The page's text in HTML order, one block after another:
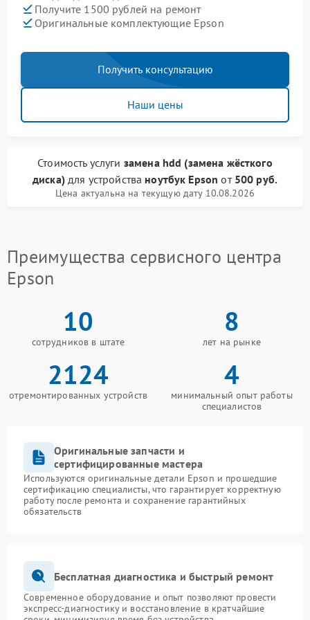
Получите 1500 рублей на ремонт
Оригинальные комплектующие Epson
Получить консультацию
Наши цены
Стоимость услуги замена hdd (замена жёсткого
диска)для устройства ноутбук Epson от 500 руб.
Цена актуальна на текущую дату 10.08.2026
Преимущества сервисного центра
Epson
10
сотрудников в штате
8
лет на рынке
2124
отремонтированных устройств
4
минимальный опыт работы
специалистов
Оригинальные запчасти и
сертифицированные мастера
Используются оригинальные детали Epson и прошедшие
сертификацию специалисты, что гарантирует корректную
работу после ремонта и сохранение гарантийных
обязательств
Бесплатная диагностика и быстрый ремонт
Современное оборудование и опыт позволяют провести
экспресс-диагностику и восстановление в кратчайшие